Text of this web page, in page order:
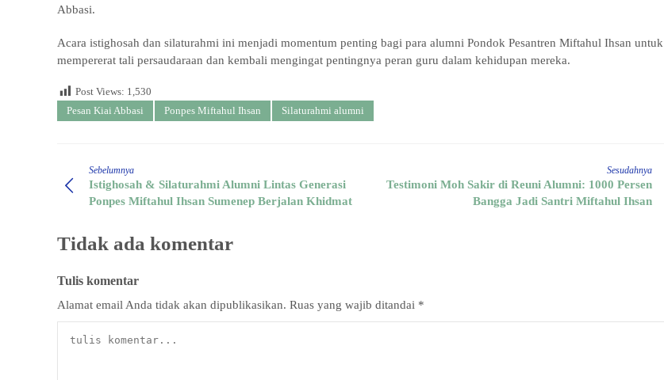
Abbasi.
Acara istighosah dan silaturahmi ini menjadi momentum penting bagi para alumni Pondok Pesantren Miftahul Ihsan untuk
mempererat tali persaudaraan dan kembali mengingat pentingnya peran guru dalam kehidupan mereka.
Post Views: 1,530
Pesan Kiai Abbasi
Ponpes Miftahul Ihsan Silaturahmi alumni
Sebelumnya
Istighosah & Silaturahmi Alumni Lintas Generasi
Ponpes Miftahul Ihsan Sumenep Berjalan Khidmat
Sesudahnya
Testimoni Moh Sakir di Reuni Alumni: 1000 Persen
Bangga Jadi Santri Miftahul Ihsan
Tidak ada komentar
Tulis komentar
Alamat email Anda tidak akan dipublikasikan. Ruas yang wajib ditandai *